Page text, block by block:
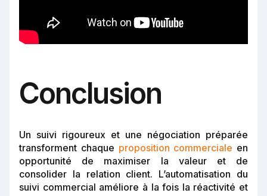
Conclusion
Un suivi rigoureux et une négociation préparée
transforment chaque proposition commerciale en
opportunité de maximiser la valeur et de
consolider la relation client. L’automatisation du
suivi commercial améliore à la fois la réactivité et